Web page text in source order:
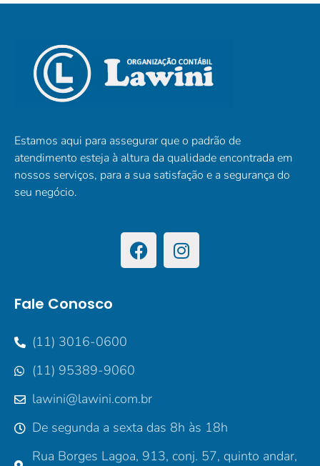
Estamos aqui para assegurar que o padrão de
atendimento esteja à altura da qualidade encontrada em
nossos serviços, para a sua satisfação e a segurança do
seu negócio.
Fale Conosco
(11) 3016-0600
(11) 95389-9060
lawini@lawini.com.br
De segunda a sexta das 8h às 18h
Rua Borges Lagoa, 913, conj. 57, quinto andar,